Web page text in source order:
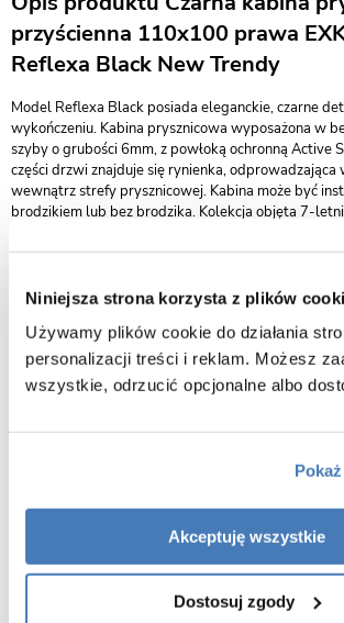
Niniejsza strona korzysta z plików
Używamy plików cookie do działania
personalizacji treści i reklam. Możesz
wszystkie, odrzucić opcjonalne albo
Akceptuję wszystkie
Dostosuj zgody
przyścienna 110x100 prawa
Reflexa Black New Trendy
Model Reflexa Black posiada eleganckie, czarne
wykończeniu. Kabina prysznicowa wyposażona w
szyby o grubości 6mm, z powłoką ochronną Active
części drzwi znajduje się rynienka, odprowadzająca
wewnątrz strefy prysznicowej. Kabina może być
brodzikiem lub bez brodzika. Kolekcja objęta 7-
wymiar.
wymiary 110 x 100 x 100 x 200 cm (drzwi x 2 x
wariant kabiny prawy
wykończenie czarny mat
kabina przystosowana do montażu na posadzce
powłoka Active Shield 2.0 ułatwiająca
estetyczna rynienka w dolnej krawędzi drzwi
elegancki wspornik zapewniający stabilność
wygodny ergonomiczny metalowy uchwyt